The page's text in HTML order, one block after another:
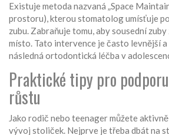
Existuje metoda nazvaná „Space
prostoru), kterou stomatolog umísťuje
zubu. Zabraňuje tomu, aby sousední
místo. Tato intervence je často levnější a
následná ortodontická léčba v
Praktické tipy pro
růstu
Jako rodič nebo teenager můžete
vývoj stoliček. Nejprve je třeba dbát na